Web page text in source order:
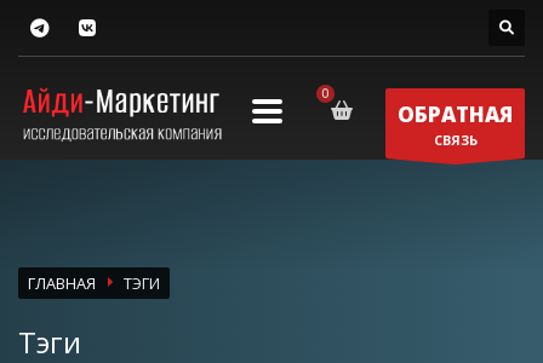
ОБРАТНАЯ
СВЯЗЬ
ГЛАВНАЯ ТЭГИ
Тэги